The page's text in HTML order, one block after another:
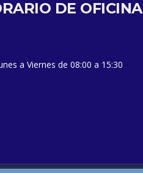
DE OFICINA
a Viernes de 08:00 a 15:30